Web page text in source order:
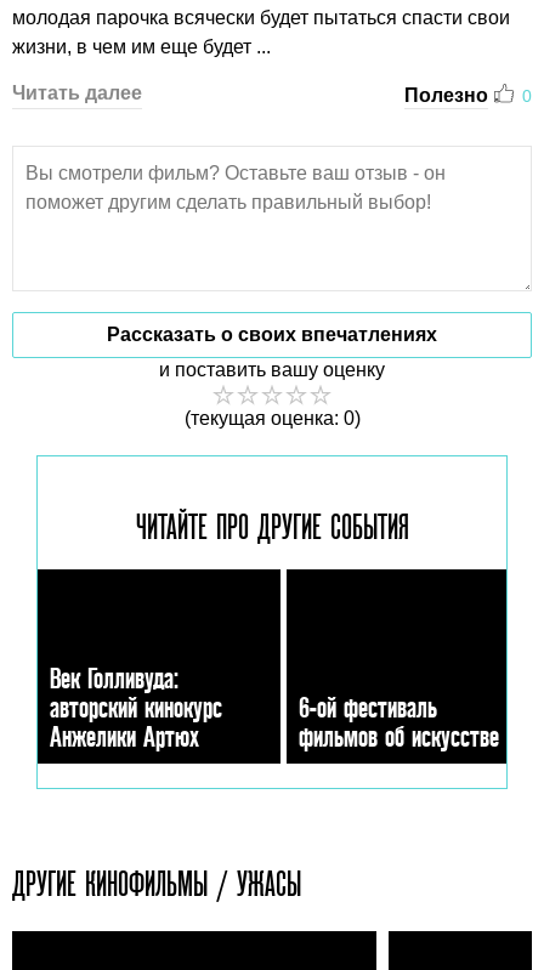
молодая парочка всячески будет пытаться спасти свои
жизни, в чем им еще будет ...
Читать далее Полезно 0
Рассказать о своих впечатлениях
и поставить вашу оценку
(текущая оценка: 0)
ЧИТАЙТЕ ПРО ДРУГИЕ СОБЫТИЯ
Век Голливуда:
авторский кинокурс
Анжелики Артюх
6-ой фестиваль
фильмов об искусстве
ДРУГИЕ КИНОФИЛЬМЫ / УЖАСЫ